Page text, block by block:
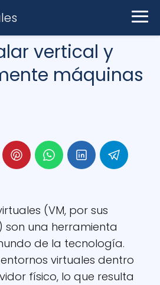
vertical y
máquinas
(VM, por sus
son una herramienta
de la tecnología.
virtuales dentro
físico, lo que resulta